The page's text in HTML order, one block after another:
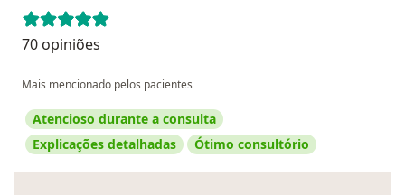
70 opiniões
Mais mencionado pelos pacientes
Atencioso durante a consulta
Explicações detalhadas
Ótimo consultório